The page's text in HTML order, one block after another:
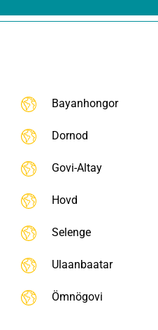
Bayanhongor
Dornod
Govi-Altay
Hovd
Selenge
Ulaanbaatar
Ömnögovi